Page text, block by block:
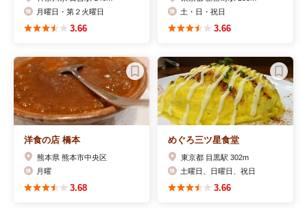
月曜日・第２火曜日
3.66
土・日・祝日
3.66
洋食の店 橋本
熊本県 熊本市中央区
月曜
3.68
めぐろ三ツ星食堂
東京都 目黒駅 302m
土曜日、日曜日、祝日
3.66